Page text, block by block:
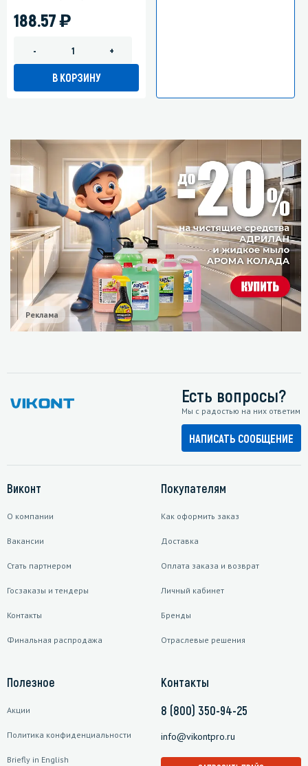
188.57)
- +
В КОРЗИНУ
Реклама
Есть вопросы?
Мы с радостью на них ответим
НАПИСАТЬ СООБЩЕНИЕ
Виконт
О компании
Вакансии
Стать партнером
Госзаказы и тендеры
Контакты
Финальная распродажа
Покупателям
Как оформить заказ
Доставка
Оплата заказа и возврат
Личный кабинет
Бренды
Отраслевые решения
Полезное
Акции
Политика конфиденциальности
Briefly in English
Контакты
8 (800) 350-94-25
info@vikontpro.ru